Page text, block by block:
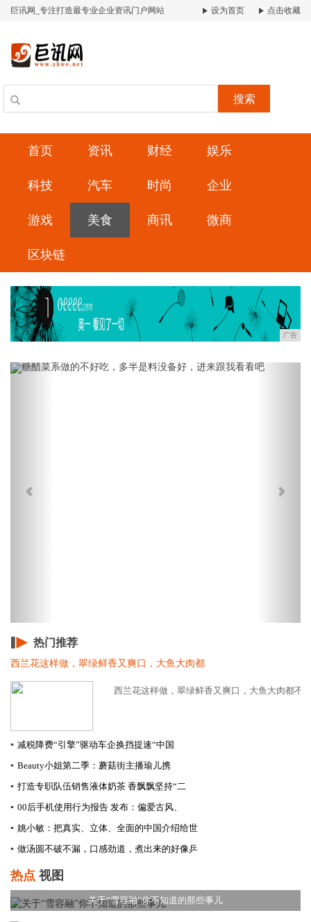
巨讯网_专注打造最专业企业资讯门户网站 设为首页 点击收藏
搜索
首页 资讯 财经 娱乐
科技 汽车 时尚 企业
游戏 美食 商讯 微商
区块链
广告
Previous
热门推荐
西兰花这样做，翠绿鲜香又爽口，大鱼大肉都
西兰花这样做，翠绿鲜香又爽口，大鱼大肉都不
▪ 减税降费“引擎”驱动车企换挡提速​“中国
▪ Beauty小姐第二季：蘑菇街主播瑜儿携
▪ 打造专职队伍销售液体奶茶 香飘飘坚持“二
▪ 00后手机使用行为报告 发布：偏爱古风、
▪ 姚小敏：把真实、立体、全面的中国介绍给世
▪ 做汤圆不破不漏，口感劲道，煮出来的好像乒
热点 视图
关于“雪容融”你不知道的那些事儿